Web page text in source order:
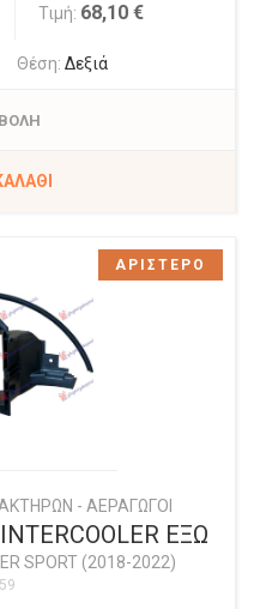
Τιμή: 68,10 €
Θέση: Δεξιά
- ΑΕΡΑΓΩΓΟΙ
ΕΞΩ
SPORT (2018-2022)
ΑΡΙΣΤΕΡΟ